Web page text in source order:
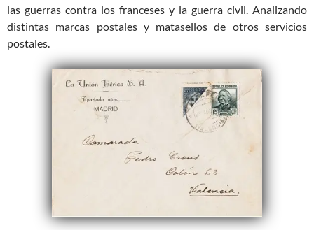
las guerras contra los franceses y la guerra civil. Analizando
distintas marcas postales y matasellos de otros servicios
postales.